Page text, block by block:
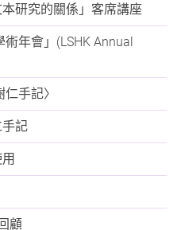
本研究的關係」客席講座
術年會」(LSHK Annual
手記〉
記
顧